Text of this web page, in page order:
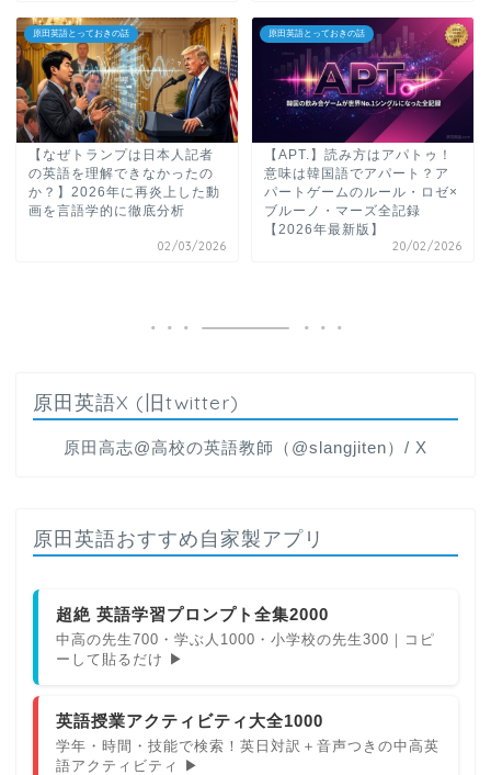
原田英語とっておきの話
【なぜトランプは日本人記者
の英語を理解できなかったの
か？】2026年に再炎上した動
画を言語学的に徹底分析
02/03/2026
原田英語とっておきの話
【APT.】読み方はアパトゥ！
意味は韓国語でアパート？ア
パートゲームのルール・ロゼ×
ブルーノ・マーズ全記録
【2026年最新版】
20/02/2026
原田英語X (旧twitter)
原田高志@高校の英語教師（@slangjiten）/ X
原田英語おすすめ自家製アプリ
超絶 英語学習プロンプト全集2000
中高の先生700・学ぶ人1000・小学校の先生300｜コピ
ーして貼るだけ ▶
英語授業アクティビティ大全1000
学年・時間・技能で検索！英日対訳＋音声つきの中高英
語アクティビティ ▶